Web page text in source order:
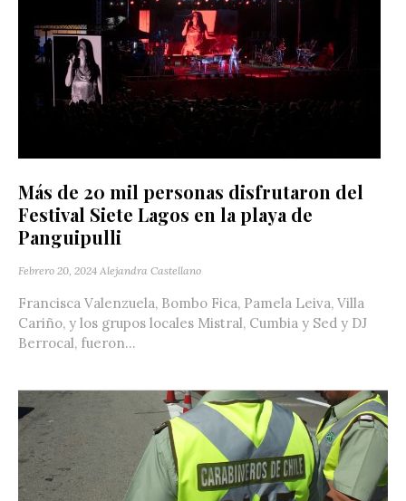
Más de 20 mil personas disfrutaron del
Festival Siete Lagos en la playa de
Panguipulli
Febrero 20, 2024 Alejandra Castellano
Francisca Valenzuela, Bombo Fica, Pamela Leiva, Villa
Cariño, y los grupos locales Mistral, Cumbia y Sed y DJ
Berrocal, fueron...